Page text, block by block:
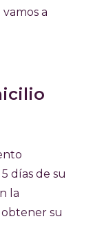
a
días de su
la
su